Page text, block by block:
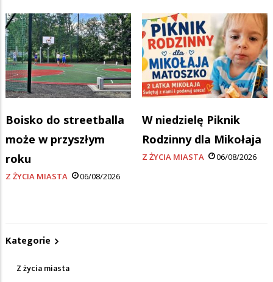
Boisko do streetballa
może w przyszłym
roku
Z ŻYCIA MIASTA 06/08/2026
W niedzielę Piknik
Rodzinny dla Mikołaja
Z ŻYCIA MIASTA 06/08/2026
Kategorie
Z życia miasta